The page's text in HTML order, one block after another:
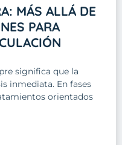
MÁS ALLÁ DE
PARA
significa que la
inmediata. En fases
orientados